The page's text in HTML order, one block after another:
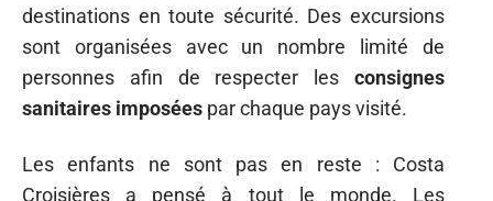
destinations en toute sécurité. Des excursions
sont organisées avec un nombre limité de
personnes afin de respecter les consignes
sanitaires imposées par chaque pays visité.
Les enfants ne sont pas en reste : Costa
Croisières a pensé à tout le monde. Les